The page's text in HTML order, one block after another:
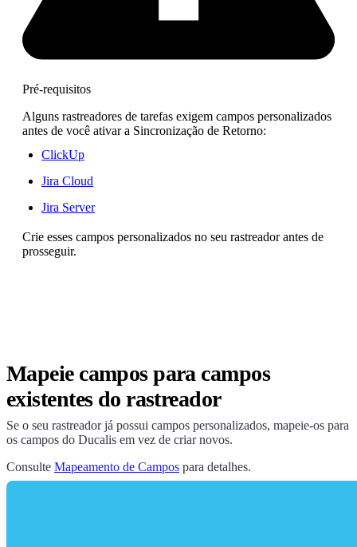
Pré-requisitos
Alguns rastreadores de tarefas exigem campos personalizados
antes de você ativar a Sincronização de Retorno:
ClickUp
Jira Cloud
Jira Server
Crie esses campos personalizados no seu rastreador antes de
prosseguir.
Mapeie campos para campos
existentes do rastreador
Se o seu rastreador já possui campos personalizados, mapeie-os para
os campos do Ducalis em vez de criar novos.
Consulte Mapeamento de Campos para detalhes.